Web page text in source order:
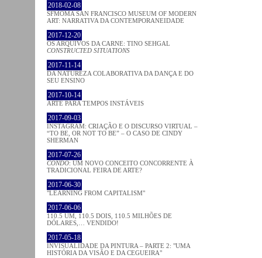
2018-02-08
SFMOMA SAN FRANCISCO MUSEUM OF MODERN
ART: NARRATIVA DA CONTEMPORANEIDADE
2017-12-20
OS ARQUIVOS DA CARNE: TINO SEHGAL
CONSTRUCTED SITUATIONS
2017-11-14
DA NATUREZA COLABORATIVA DA DANÇA E DO
SEU ENSINO
2017-10-14
ARTE PARA TEMPOS INSTÁVEIS
2017-09-03
INSTAGRAM: CRIAÇÃO E O DISCURSO VIRTUAL –
“TO BE, OR NOT TO BE” – O CASO DE CINDY
SHERMAN
2017-07-26
CONDO: UM NOVO CONCEITO CONCORRENTE À
TRADICIONAL FEIRA DE ARTE?
2017-06-30
"LEARNING FROM CAPITALISM"
2017-06-06
110.5 UM, 110.5 DOIS, 110.5 MILHÕES DE
DÓLARES,… VENDIDO!
2017-05-18
INVISUALIDADE DA PINTURA – PARTE 2: "UMA
HISTÓRIA DA VISÃO E DA CEGUEIRA"